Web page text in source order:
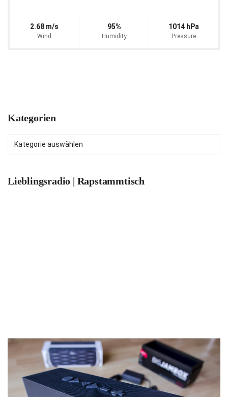
2.68 m/s
Wind
95%
Humidity
1014 hPa
Pressure
Kategorien
Lieblingsradio | Rapstammtisch